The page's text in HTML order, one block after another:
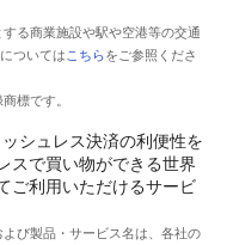
る商業施設や駅や空港等の交通
ついては こちらをご参照くださ
標です。
シュレス決済の利便性を
スで買い物ができる世界
ご利用いただけるサービ
び製品・サービス名は、各社の